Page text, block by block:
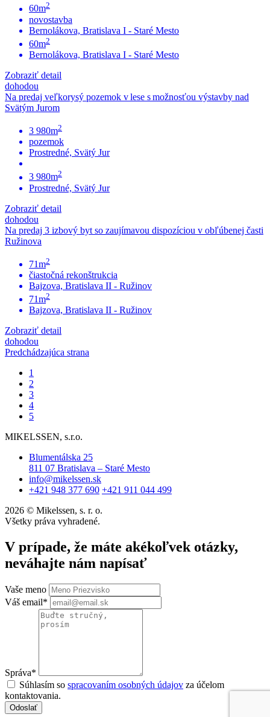
60m2
novostavba
Bernolákova, Bratislava I - Staré Mesto
60m2
Bernolákova, Bratislava I - Staré Mesto
Zobraziť detail
dohodou
Na predaj veľkorysý pozemok v lese s možnosťou výstavby nad
Svätým Jurom
3 980m2
pozemok
Prostredné, Svätý Jur
3 980m2
Prostredné, Svätý Jur
Zobraziť detail
dohodou
Na predaj 3 izbový byt so zaujímavou dispozíciou v obľúbenej časti
Ružinova
71m2
čiastočná rekonštrukcia
Bajzova, Bratislava II - Ružinov
71m2
Bajzova, Bratislava II - Ružinov
Zobraziť detail
dohodou
Predchádzajúca strana
1
2
3
4
5
MIKELSSEN, s.r.o.
Blumentálska 25
811 07 Bratislava – Staré Mesto
info@mikelssen.sk
+421 948 377 690 +421 911 044 499
2026 © Mikelssen, s. r. o.
Všetky práva vyhradené.
V prípade, že máte akékoľvek otázky,
neváhajte nám napísať
Vaše meno
Váš email*
Správa*
Súhlasím so spracovaním osobných údajov za účelom
kontaktovania.
Odoslať